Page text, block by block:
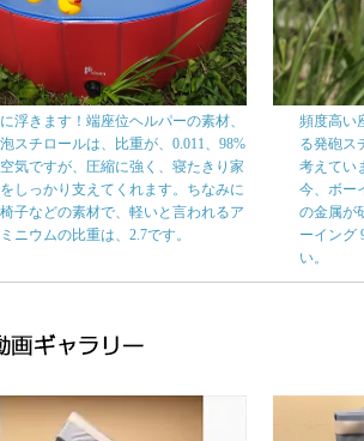
浮きます！端座位ヘルパーの素材、
スチロールは、比重が、0.011、98%
気ですが、圧縮に強く、寝たきり家
しっかり支えてくれます。ちなみに
子などの素材で、軽いと言われるア
ニウムの比重は、2.7です。
頻度高い
る発砲ス
考えてい
今、ボー
の金属が
ーイング
い。